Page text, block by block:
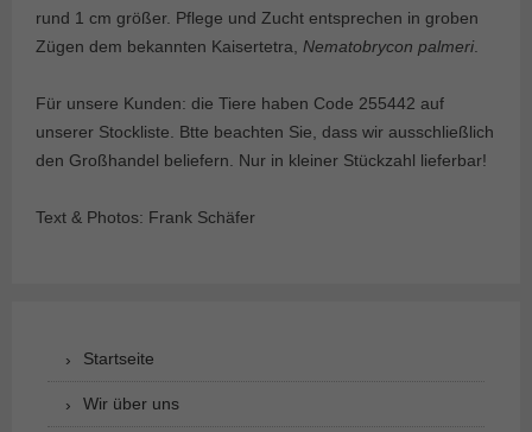
rund 1 cm größer. Pflege und Zucht entsprechen in groben
Zügen dem bekannten Kaisertetra, Nematobrycon palmeri.
Für unsere Kunden: die Tiere haben Code 255442 auf
unserer Stockliste. Btte beachten Sie, dass wir ausschließlich
den Großhandel beliefern. Nur in kleiner Stückzahl lieferbar!
Text & Photos: Frank Schäfer
Startseite
Wir über uns